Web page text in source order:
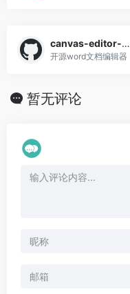
canvas-editor-富文本编辑器
开源word文档编辑器
暂无评论